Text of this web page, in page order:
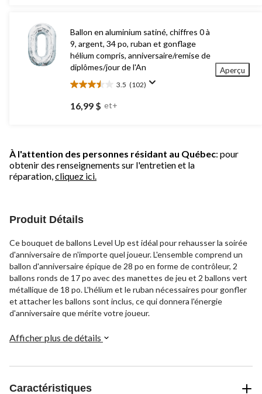
Ballon en aluminium satiné, chiffres 0 à
9, argent, 34 po, ruban et gonflage
hélium compris, anniversaire/remise de
diplômes/jour de l'An
3.5 (102)
3.5
étoile(s)
sur
16,99 $ et+
Aperçu
À l'attention des personnes résidant au Québec: pour
obtenir des renseignements sur l'entretien et la
réparation,cliquez ici.
Produit Détails
Ce bouquet de ballons Level Up est idéal pour rehausser la soirée
d'anniversaire de n'importe quel joueur. L'ensemble comprend un
ballon d'anniversaire épique de 28 po en forme de contrôleur, 2
ballons ronds de 17 po avec des manettes de jeu et 2 ballons vert
métallique de 18 po. L'hélium et le ruban nécessaires pour gonfler
et attacher les ballons sont inclus, ce qui donnera l'énergie
d'anniversaire que mérite votre joueur.
Afficher plus de détails
Caractéristiques